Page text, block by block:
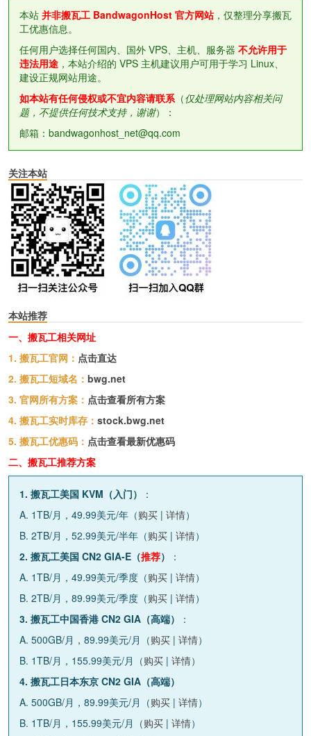
本站 并非搬瓦工 BandwagonHost 官方网站，仅整理分享搬瓦
工优惠信息。
任何用户选择任何国内、国外 VPS、主机、服务器 不允许用于
违法用途 ，本站介绍的 VPS 主机建议用户可用于学习 Linux、
建设正规网站用途。
如本站有任何侵权或不宜内容请联系（仅处理网站内容相关问
题，不提供任何技术支持，谢谢）：
邮箱：bandwagonhost_net@qq.com
关注本站
本站推荐
一、搬瓦工相关网址
1. 搬瓦工官网： 点击直达
2. 搬瓦工短域名： bwg.net
3. 官网所有方案： 点击查看所有方案
4. 搬瓦工实时库存： stock.bwg.net
5. 搬瓦工优惠码： 点击查看最新优惠码
二、搬瓦工推荐方案
1. 搬瓦工美国 KVM（入门）
：
A. 1TB/月，49.99美元/年（购买 | 详情）
B. 2TB/月，52.99美元/半年（购买 | 详情）
2. 搬瓦工美国 CN2 GIA-E（推荐）
：
A. 1TB/月，49.99美元/季度（购买 | 详情）
B. 2TB/月，89.99美元/季度（购买 | 详情）
3. 搬瓦工中国香港 CN2 GIA（高端）
：
A. 500GB/月，89.99美元/月（购买 | 详情）
B. 1TB/月，155.99美元/月（购买 | 详情）
4. 搬瓦工日本东京 CN2 GIA（高端）
A. 500GB/月，89.99美元/月（购买 | 详情）
B. 1TB/月，155.99美元/月（购买 | 详情）